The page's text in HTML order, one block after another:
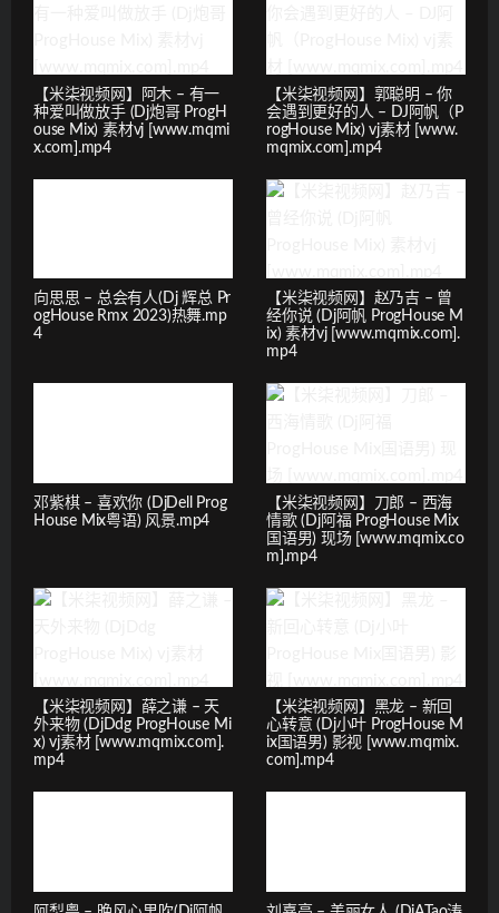
【米柒视频网】阿木 – 有一
种爱叫做放手 (Dj炮哥 ProgH
ouse Mix) 素材vj [www.mqmi
x.com].mp4
【米柒视频网】郭聪明 – 你
会遇到更好的人 – DJ阿帆（P
rogHouse Mix) vj素材 [www.
mqmix.com].mp4
向思思 – 总会有人(Dj 辉总 Pr
ogHouse Rmx 2023)热舞.mp
4
【米柒视频网】赵乃吉 – 曾
经你说 (Dj阿帆 ProgHouse M
ix) 素材vj [www.mqmix.com].
mp4
邓紫棋 – 喜欢你 (DjDell Prog
House Mix粤语) 风景.mp4
【米柒视频网】刀郎 – 西海
情歌 (Dj阿福 ProgHouse Mix
国语男) 现场 [www.mqmix.co
m].mp4
【米柒视频网】薛之谦 – 天
外来物 (DjDdg ProgHouse Mi
x) vj素材 [www.mqmix.com].
mp4
【米柒视频网】黑龙 – 新回
心转意 (Dj小叶 ProgHouse M
ix国语男) 影视 [www.mqmix.
com].mp4